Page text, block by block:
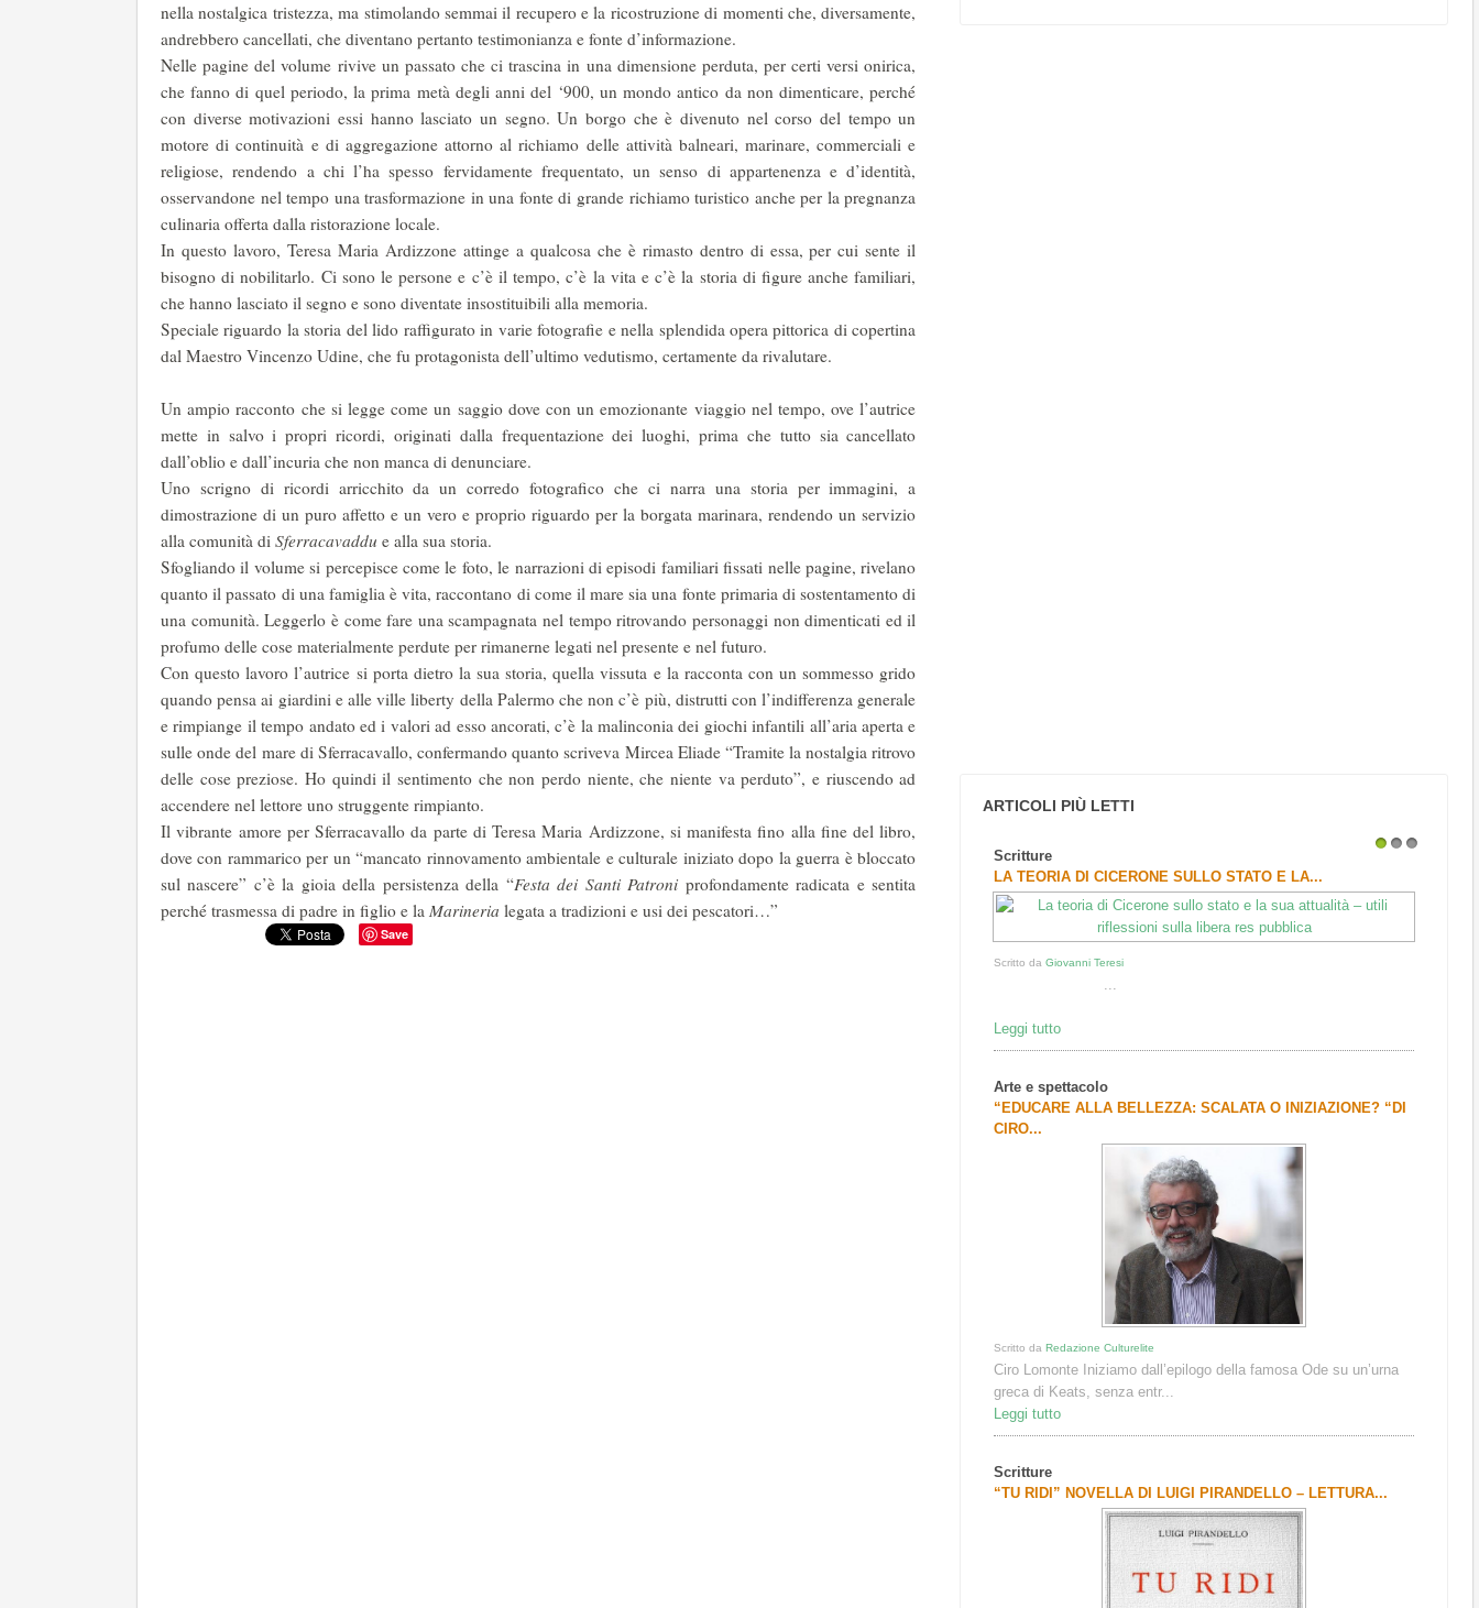
nella nostalgica tristezza, ma stimolando semmai il recupero e la ricostruzione di momenti che, diversamente,
andrebbero cancellati, che diventano pertanto testimonianza e fonte d’informazione.
Nelle pagine del volume rivive un passato che ci trascina in una dimensione perduta, per certi versi onirica,
che fanno di quel periodo, la prima metà degli anni del ‘900, un mondo antico da non dimenticare, perché
con diverse motivazioni essi hanno lasciato un segno. Un borgo che è divenuto nel corso del tempo un
motore di continuità e di aggregazione attorno al richiamo delle attività balneari, marinare, commerciali e
religiose, rendendo a chi l’ha spesso fervidamente frequentato, un senso di appartenenza e d’identità,
osservandone nel tempo una trasformazione in una fonte di grande richiamo turistico anche per la pregnanza
culinaria offerta dalla ristorazione locale.
In questo lavoro, Teresa Maria Ardizzone attinge a qualcosa che è rimasto dentro di essa, per cui sente il
bisogno di nobilitarlo. Ci sono le persone e c’è il tempo, c’è la vita e c’è la storia di figure anche familiari,
che hanno lasciato il segno e sono diventate insostituibili alla memoria.
Speciale riguardo la storia del lido raffigurato in varie fotografie e nella splendida opera pittorica di copertina
dal Maestro Vincenzo Udine, che fu protagonista dell’ultimo vedutismo, certamente da rivalutare.
Un ampio racconto che si legge come un saggio dove con un emozionante viaggio nel tempo, ove l’autrice
mette in salvo i propri ricordi, originati dalla frequentazione dei luoghi, prima che tutto sia cancellato
dall’oblio e dall’incuria che non manca di denunciare.
Uno scrigno di ricordi arricchito da un corredo fotografico che ci narra una storia per immagini, a
dimostrazione di un puro affetto e un vero e proprio riguardo per la borgata marinara, rendendo un servizio
alla comunità di Sferracavaddu e alla sua storia.
Sfogliando il volume si percepisce come le foto, le narrazioni di episodi familiari fissati nelle pagine, rivelano
quanto il passato di una famiglia è vita, raccontano di come il mare sia una fonte primaria di sostentamento di
una comunità. Leggerlo è come fare una scampagnata nel tempo ritrovando personaggi non dimenticati ed il
profumo delle cose materialmente perdute per rimanerne legati nel presente e nel futuro.
Con questo lavoro l’autrice si porta dietro la sua storia, quella vissuta e la racconta con un sommesso grido
quando pensa ai giardini e alle ville liberty della Palermo che non c’è più, distrutti con l’indifferenza generale
e rimpiange il tempo andato ed i valori ad esso ancorati, c’è la malinconia dei giochi infantili all’aria aperta e
sulle onde del mare di Sferracavallo, confermando quanto scriveva Mircea Eliade “Tramite la nostalgia ritrovo
delle cose preziose. Ho quindi il sentimento che non perdo niente, che niente va perduto”, e riuscendo ad
accendere nel lettore uno struggente rimpianto.
Il vibrante amore per Sferracavallo da parte di Teresa Maria Ardizzone, si manifesta fino alla fine del libro,
dove con rammarico per un “mancato rinnovamento ambientale e culturale iniziato dopo la guerra è bloccato
sul nascere” c’è la gioia della persistenza della “Festa dei Santi Patroni profondamente radicata e sentita
perché trasmessa di padre in figlio e la Marineria legata a tradizioni e usi dei pescatori…”
Save
ARTICOLI PIÙ LETTI
Scritture
LA TEORIA DI CICERONE SULLO STATO E LA...
Scritto daGiovanni Teresi
...
Leggi tutto
Arte e spettacolo
“EDUCARE ALLA BELLEZZA: SCALATA O INIZIAZIONE? “DI
CIRO...
Scritto daRedazione Culturelite
Ciro Lomonte Iniziamo dall’epilogo della famosa Ode su un’urna
greca di Keats, senza entr...
Leggi tutto
Scritture
“TU RIDI” NOVELLA DI LUIGI PIRANDELLO – LETTURA...